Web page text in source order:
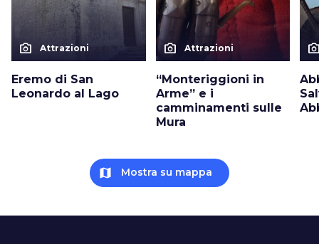
photo_camera Attrazioni
Eremo di San
Leonardo al Lago
photo_camera Attrazioni
“Monteriggioni in
Arme” e i
camminamenti sulle
Mura
map Mostra su mappa